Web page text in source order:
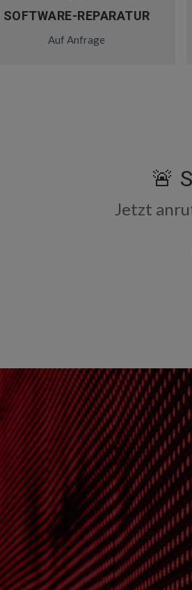
SOFTWARE-REPARATUR
Auf Anfrage
🚨
Jetzt